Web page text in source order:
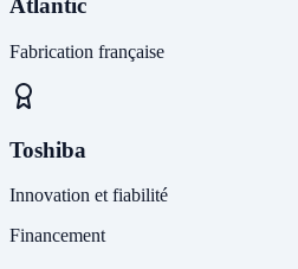
Atlantic
Fabrication française
Toshiba
Innovation et fiabilité
Financement